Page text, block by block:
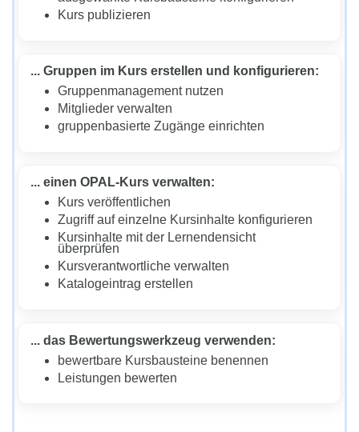
Kurs publizieren
... Gruppen im Kurs erstellen und konfigurieren:
Gruppenmanagement nutzen
Mitglieder verwalten
gruppenbasierte Zugänge einrichten
... einen OPAL-Kurs verwalten:
Kurs veröffentlichen
Zugriff auf einzelne Kursinhalte konfigurieren
Kursinhalte mit der Lernendensicht
überprüfen
Kursverantwortliche verwalten
Katalogeintrag erstellen
... das Bewertungswerkzeug verwenden:
bewertbare Kursbausteine benennen
Leistungen bewerten